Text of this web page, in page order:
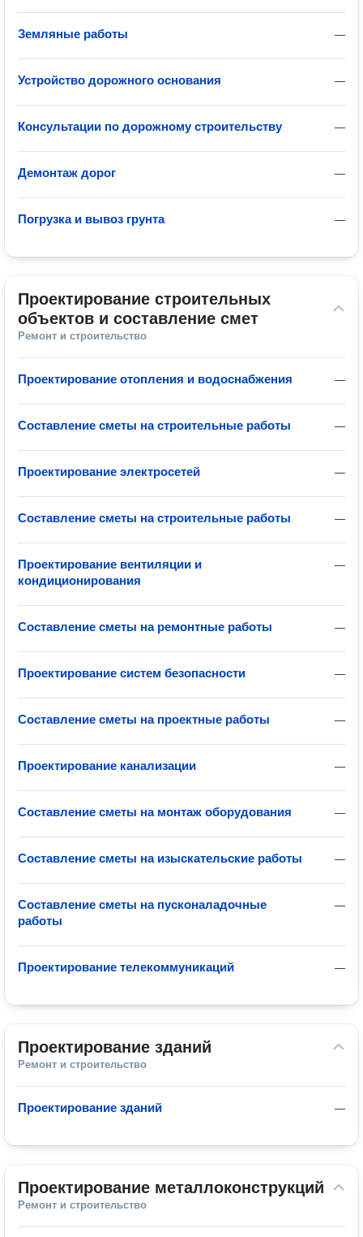
—
Земляные работы
—
Устройство дорожного основания
—
Консультации по дорожному строительству
—
Демонтаж дорог
—
Погрузка и вывоз грунта
Проектирование строительных
объектов и составление смет
Ремонт и строительство
—
Проектирование отопления и водоснабжения
—
Составление сметы на строительные работы
—
Проектирование электросетей
—
Составление сметы на строительные работы
—
Проектирование вентиляции и
кондиционирования
—
Составление сметы на ремонтные работы
—
Проектирование систем безопасности
—
Составление сметы на проектные работы
—
Проектирование канализации
—
Составление сметы на монтаж оборудования
—
Составление сметы на изыскательские работы
—
Составление сметы на пусконаладочные
работы
—
Проектирование телекоммуникаций
Проектирование зданий
Ремонт и строительство
—
Проектирование зданий
Проектирование металлоконструкций
Ремонт и строительство